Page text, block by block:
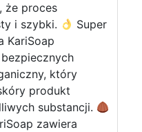
że proces
i szybki.
Super
KariSoap
który
produkt
substancji.
zawiera